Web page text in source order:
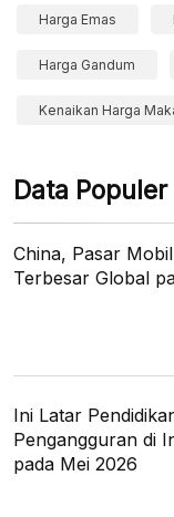
Harga Emas
Harga Gandum
Kenaikan Harga
Data Populer
China, Pasar
Terbesar Global
Ini Latar
Pengangguran di
pada Mei 2026